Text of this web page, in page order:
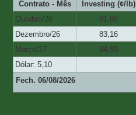
Contrato - Mês Investing (¢/lb)
Outubro/26
81,96
Dezembro/26
83,16
Março/27
84,89
Dólar: 5,10
Fech. 06/08/2026